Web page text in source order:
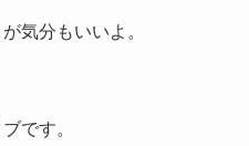
気分もいいよ。
です。